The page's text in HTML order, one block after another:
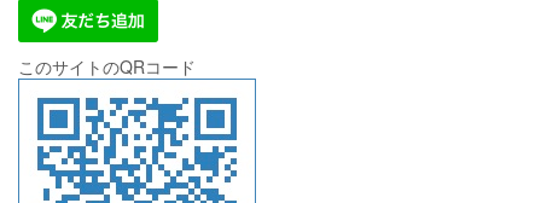
このサイトのQRコード